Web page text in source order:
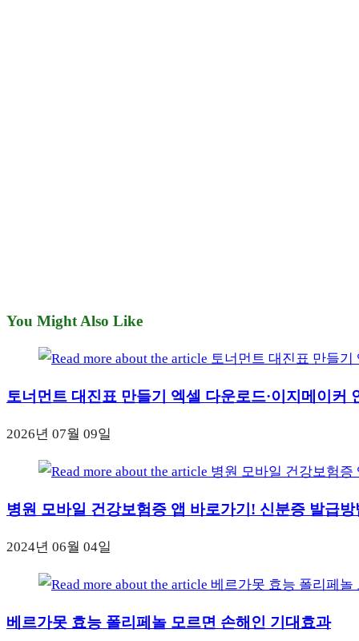
You Might Also Like
토너먼트 대진표 만들기 엑셀 다운로드·이지메이커
2026년 07월 09일
병원 모바일 건강보험증 앱 바로가기! 신분증 발급
2024년 06월 04일
베르가못 효능 폴리페놀 모르면 손해인 기대효과